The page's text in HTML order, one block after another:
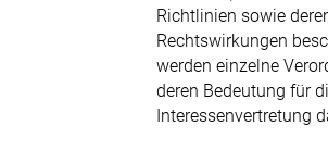
Richtlinien sowie
Rechtswirkungen
werden einzelne
deren Bedeutung für
Interessenvertretung